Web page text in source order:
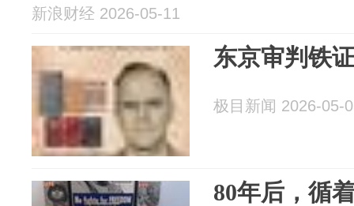
新浪财经 2026-05-11
东京审判铁
极目新闻 2026-05-
80年后，循